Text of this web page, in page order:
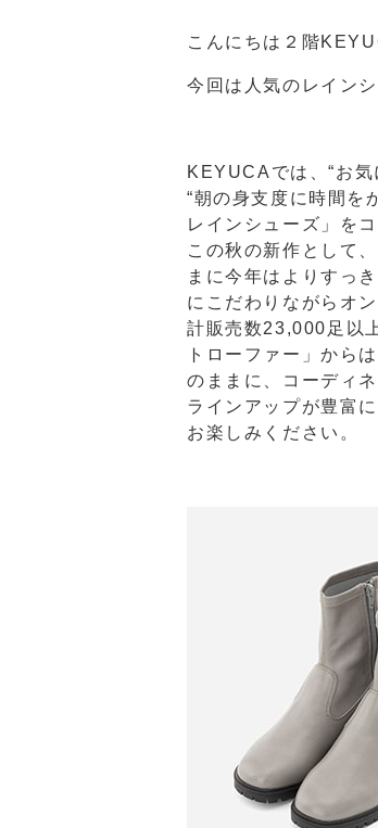
こんにちは２階
今回は人気のレイン
KEYUCAでは、“お
“朝の⾝⽀度に時間を
レインシューズ」を
この秋の新作として
まに今年はよりすっ
にこだわりながらオ
計販売数23,000⾜以
トローファー」から
のままに、コーディ
ラインアップが豊富
お楽しみください。